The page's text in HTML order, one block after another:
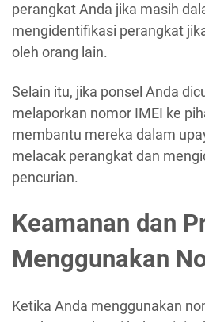
perangkat Anda jika masih
mengidentifikasi perangkat
oleh orang lain.
Selain itu, jika ponsel Anda
melaporkan nomor IMEI ke
membantu mereka dalam
melacak perangkat dan
pencurian.
Keamanan dan
Menggunakan
Ketika Anda menggunakan